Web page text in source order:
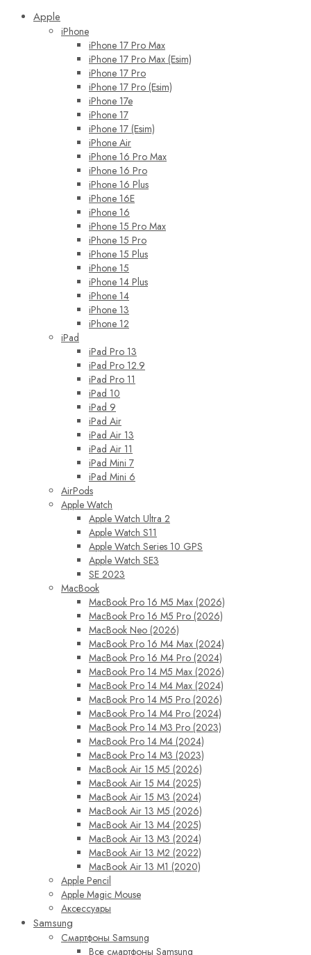
Apple
iPhone
iPhone 17 Pro Max
iPhone 17 Pro Max (Esim)
iPhone 17 Pro
iPhone 17 Pro (Esim)
iPhone 17e
iPhone 17
iPhone 17 (Esim)
iPhone Air
iPhone 16 Pro Max
iPhone 16 Pro
iPhone 16 Plus
iPhone 16E
iPhone 16
iPhone 15 Pro Max
iPhone 15 Pro
iPhone 15 Plus
iPhone 15
iPhone 14 Plus
iPhone 14
iPhone 13
iPhone 12
iPad
iPad Pro 13
iPad Pro 12.9
iPad Pro 11
iPad 10
iPad 9
iPad Air
iPad Air 13
iPad Air 11
iPad Mini 7
iPad Mini 6
AirPods
Apple Watch
Apple Watch Ultra 2
Apple Watch S11
Apple Watch Series 10 GPS
Apple Watch SE3
SE 2023
MacBook
MacBook Pro 16 M5 Max (2026)
MacBook Pro 16 M5 Pro (2026)
MacBook Neo (2026)
MacBook Pro 16 M4 Max (2024)
MacBook Pro 16 M4 Pro (2024)
MacBook Pro 14 M5 Max (2026)
MacBook Pro 14 M4 Max (2024)
MacBook Pro 14 M5 Pro (2026)
MacBook Pro 14 M4 Pro (2024)
MacBook Pro 14 M3 Pro (2023)
MacBook Pro 14 M4 (2024)
MacBook Pro 14 M3 (2023)
MacBook Air 15 M5 (2026)
MacBook Air 15 M4 (2025)
MacBook Air 15 M3 (2024)
MacBook Air 13 M5 (2026)
MacBook Air 13 M4 (2025)
MacBook Air 13 M3 (2024)
MacBook Air 13 M2 (2022)
MacBook Air 13 M1 (2020)
Apple Pencil
Apple Magic Mouse
Аксессуары
Samsung
Смартфоны Samsung
Все смартфоны Samsung